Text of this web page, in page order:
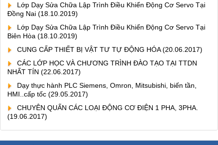
Lớp Dạy Sửa Chữa Lập Trình Điều Khiển Động Cơ Servo Tại
Đồng Nai (18.10.2019)
Lớp Dạy Sửa Chữa Lập Trình Điều Khiển Động Cơ Servo Tại
Biên Hòa (18.10.2019)
CUNG CẤP THIẾT BỊ VẬT TƯ TỰ ĐỘNG HÓA(20.06.2017)
CÁC LỚP HỌC VÀ CHƯƠNG TRÌNH ĐÀO TẠO TẠI TTDN
NHẤT TÍN (22.06.2017)
Dạy thực hành PLC Siemens, Omron, Mitsubishi, biến tần,
HMI..cấp tốc (29.05.2017)
CHUYÊN QUẤN CÁC LOẠI ĐỘNG CƠ ĐIỆN 1 PHA, 3PHA.
(19.06.2017)